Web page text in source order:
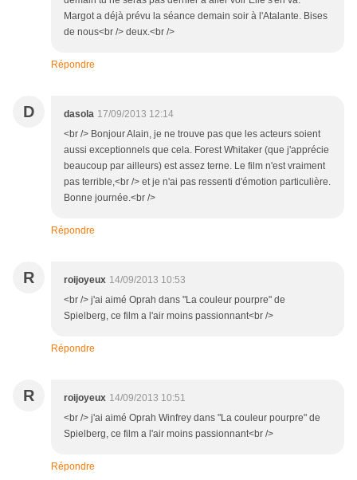
Margot a déjà prévu la séance demain soir à l'Atalante. Bises
de nous<br /> deux.<br />
Répondre
D dasola 17/09/2013 12:14
<br /> Bonjour Alain, je ne trouve pas que les acteurs soient
aussi exceptionnels que cela. Forest Whitaker (que j'apprécie
beaucoup par ailleurs) est assez terne. Le film n'est vraiment
pas terrible,<br /> et je n'ai pas ressenti d'émotion particulière.
Bonne journée.<br />
Répondre
R roijoyeux 14/09/2013 10:53
<br /> j'ai aimé Oprah dans "La couleur pourpre" de
Spielberg, ce film a l'air moins passionnant<br />
Répondre
R roijoyeux 14/09/2013 10:51
<br /> j'ai aimé Oprah Winfrey dans "La couleur pourpre" de
Spielberg, ce film a l'air moins passionnant<br />
Répondre